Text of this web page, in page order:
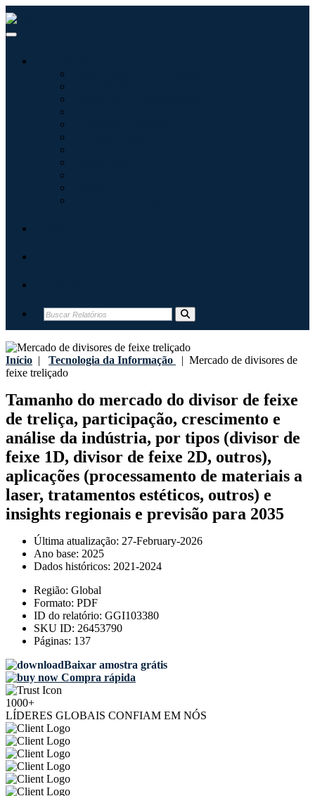
Início | Tecnologia da Informação | Mercado de divisores de
feixe treliçado
Tamanho do mercado do divisor de feixe
de treliça, participação, crescimento e
análise da indústria, por tipos (divisor de
feixe 1D, divisor de feixe 2D, outros),
aplicações (processamento de materiais a
laser, tratamentos estéticos, outros) e
insights regionais e previsão para 2035
Última atualização: 27-February-2026
Ano base: 2025
Dados históricos: 2021-2024
Região: Global
Formato: PDF
ID do relatório: GGI103380
SKU ID: 26453790
Páginas: 137
Baixar amostra grátis
Compra rápida
1000+
LÍDERES GLOBAIS CONFIAM EM NÓS